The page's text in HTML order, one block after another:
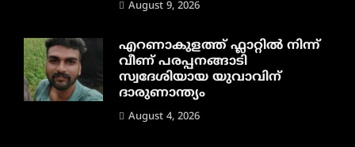
August 9, 2026
എറണാകുളത്ത് ഫ്ലാറ്റിൽ നിന്ന്
വീണ് പരപ്പനങ്ങാടി
സ്വദേശിയായ യുവാവിന്
ദാരുണാന്ത്യം
August 4, 2026